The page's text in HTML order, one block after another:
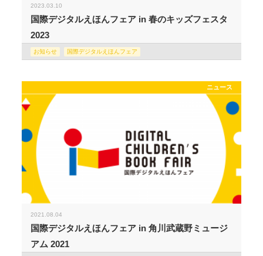
2023.03.10
国際デジタルえほんフェア in 春のキッズフェスタ
2023
お知らせ 国際デジタルえほんフェア
ニュース
2021.08.04
国際デジタルえほんフェア in 角川武蔵野ミュージ
アム 2021